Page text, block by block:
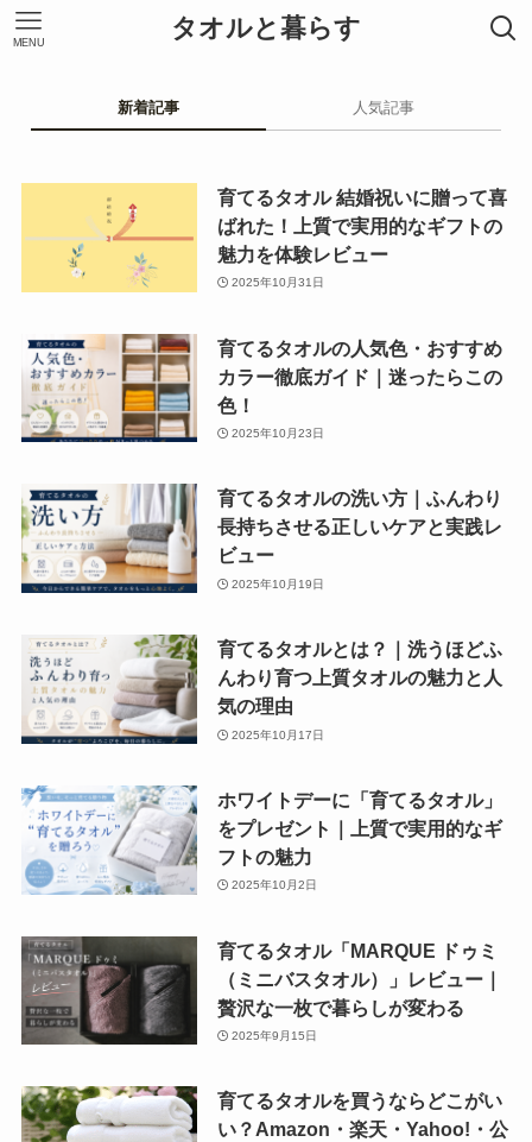
タオルと暮らす
MENU
新着記事 人気記事
育てるタオル 結婚祝いに贈って喜
ばれた！上質で実用的なギフトの
魅力を体験レビュー
2025年10月31日
育てるタオルの人気色・おすすめ
カラー徹底ガイド｜迷ったらこの
色！
2025年10月23日
育てるタオルの洗い方｜ふんわり
長持ちさせる正しいケアと実践レ
ビュー
2025年10月19日
育てるタオルとは？｜洗うほどふ
んわり育つ上質タオルの魅力と人
気の理由
2025年10月17日
ホワイトデーに「育てるタオル」
をプレゼント｜上質で実用的なギ
フトの魅力
2025年10月2日
育てるタオル「MARQUE ドゥミ
（ミニバスタオル）」レビュー｜
贅沢な一枚で暮らしが変わる
2025年9月15日
育てるタオルを買うならどこがい
い？Amazon・楽天・Yahoo!・公